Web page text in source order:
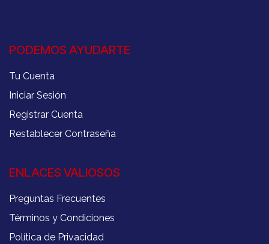
PODEMOS AYUDARTE
Tu Cuenta
Iniciar Sesión
Registrar Cuenta
Restablecer Contraseña
ENLACES VALIOSOS
Preguntas Frecuentes
Términos y Condiciones
Política de Privacidad